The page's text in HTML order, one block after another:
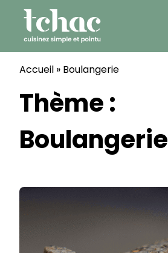
content
Accueil » Boulangerie
Thème :
Boulangerie